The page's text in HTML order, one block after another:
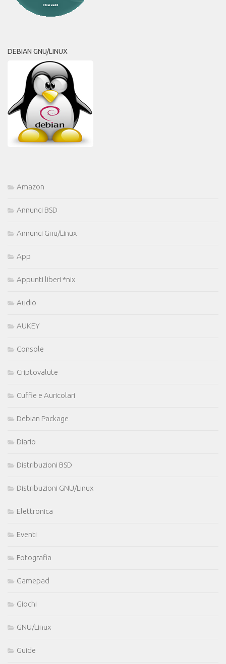
DEBIAN GNU/LINUX
Amazon
Annunci BSD
Annunci Gnu/Linux
App
Appunti liberi *nix
Audio
AUKEY
Console
Criptovalute
Cuffie e Auricolari
Debian Package
Diario
Distribuzioni BSD
Distribuzioni GNU/Linux
Elettronica
Eventi
Fotografia
Gamepad
Giochi
GNU/Linux
Guide